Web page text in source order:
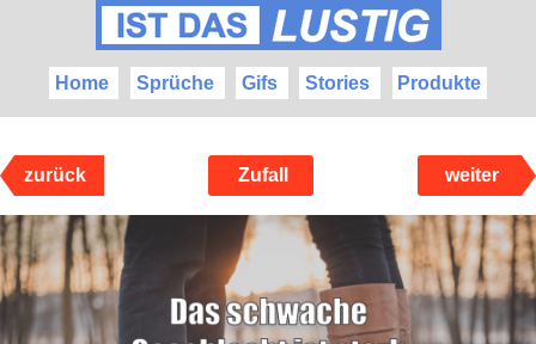
Home Sprüche Gifs Stories Produkte
zurück Zufall weiter